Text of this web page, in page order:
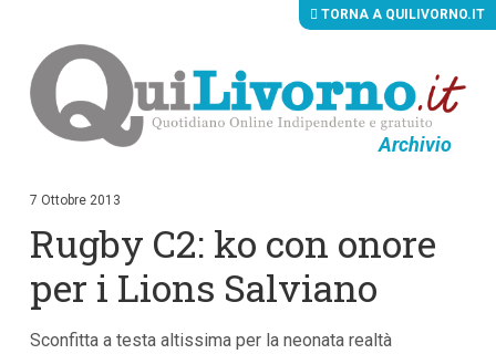
Archivio
i
i
n
t
n
TORNA A QUILIVORNO.IT
7 Ottobre 2013
Rugby C2: ko con onore
per i Lions Salviano
Sconfitta a testa altissima per la neonata realtà